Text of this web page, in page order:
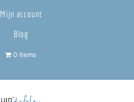
Mijn account
Blog
0 items